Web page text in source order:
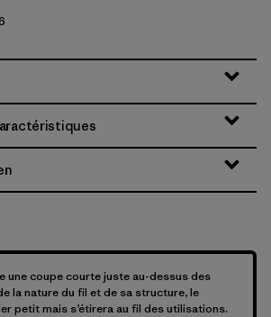
une coupe courte juste au-dessus des
la nature du fil et de sa structure, le
petit mais s’étirera au fil des utilisations.